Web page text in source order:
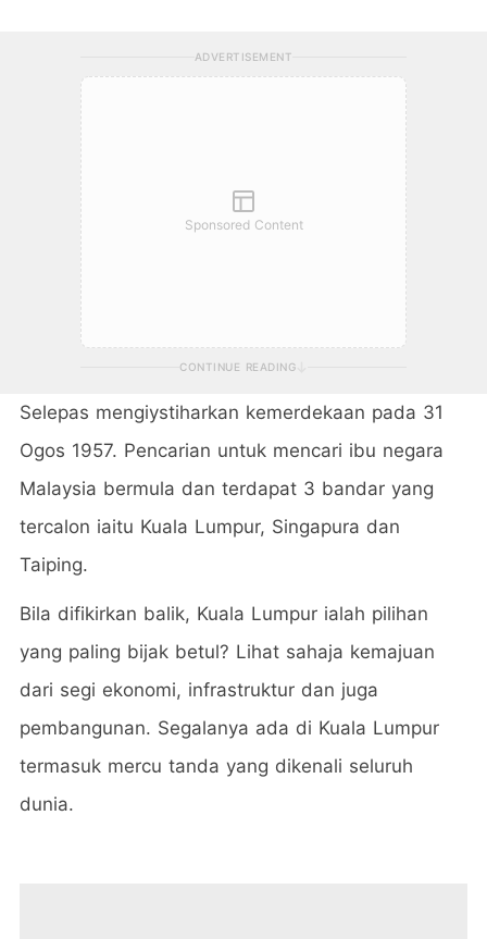
ADVERTISEMENT
Sponsored Content
CONTINUE READING
Selepas mengiystiharkan kemerdekaan pada 31
Ogos 1957. Pencarian untuk mencari ibu negara
Malaysia bermula dan terdapat 3 bandar yang
tercalon iaitu Kuala Lumpur, Singapura dan
Taiping.
Bila difikirkan balik, Kuala Lumpur ialah pilihan
yang paling bijak betul? Lihat sahaja kemajuan
dari segi ekonomi, infrastruktur dan juga
pembangunan. Segalanya ada di Kuala Lumpur
termasuk mercu tanda yang dikenali seluruh
dunia.